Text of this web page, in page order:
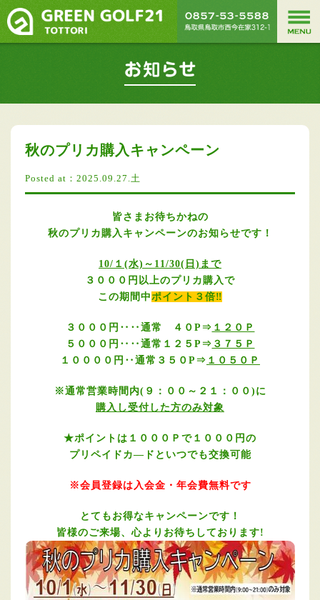
秋のプリカ購入キャンペーン
Posted at：2025.09.27.土
皆さまお待ちかねの
秋のプリカ購入キャンペーンのお知らせです！
10/１(水)～11/30(日)まで
３０００円以上のプリカ購入で
この期間中ポイント３倍‼
３０００円‥‥通常 ４０P⇒ １２０Ｐ
５０００円‥ ‥通常１２５P⇒ ３７５Ｐ
１００００円 ‥通常３５０P⇒ １０５０Ｐ
※通常営業時間内(９：００～２１：００)に
購入し受付した方のみ対象
★ポイントは１０００Ｐで１０００円の
プリペイドカ―ドといつでも交換可能
※会員登録は入会金・年会費無料です
とてもお得なキャンペーンです！
皆様のご来場、心よりお待ちしております!